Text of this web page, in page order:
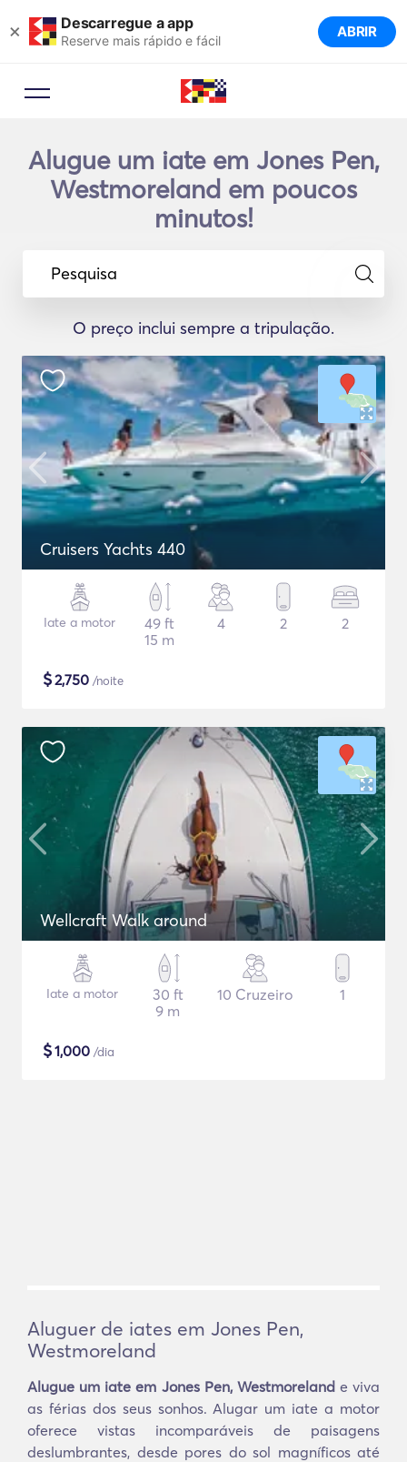
× Descarregue a app
Reserve mais rápido e fácil ABRIR
Alugue um iate em Jones Pen,
Westmoreland em poucos
minutos!
Pesquisa
O preço inclui sempre a tripulação.
Cruisers Yachts 440
Iate a motor
49 ft
15 m
4 2 2
$2,750 /noite
Wellcraft Walk around
Iate a motor
30 ft
9 m
10 Cruzeiro 1
$1,000 /dia
Aluguer de iates em Jones Pen,
Westmoreland
Alugue um iate em Jones Pen, Westmoreland e viva
as férias dos seus sonhos. Alugar um iate a motor
oferece vistas incomparáveis de paisagens
deslumbrantes, desde pores do sol magníficos até